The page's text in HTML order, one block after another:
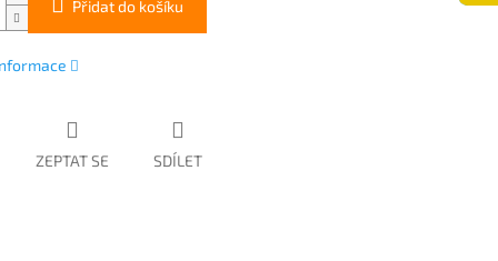
Přidat do košíku
ZEPTAT SE SDÍLET